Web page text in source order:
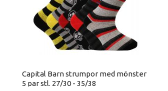
Capital Barn strumpor med mönster
5 par stl. 27/30 - 35/38